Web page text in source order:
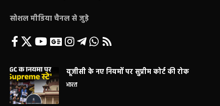
सोशल मीडिया चैनल से जुड़े
यूजीसी के नए नियमों पर सुप्रीम कोर्ट की रोक
भारत